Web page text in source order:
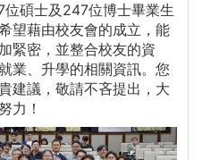
碩士及247位博士畢業生
望藉由校友會的成立，能
緊密，並整合校友的資
業、升學的相關資訊。您
建議，敬請不吝提出，大
力！